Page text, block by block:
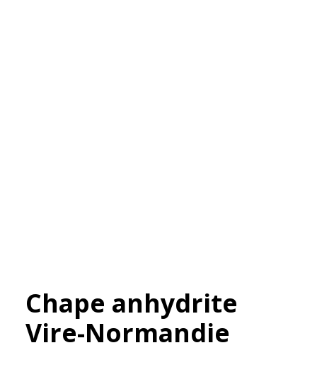
Chape anhydrite
Vire-Normandie